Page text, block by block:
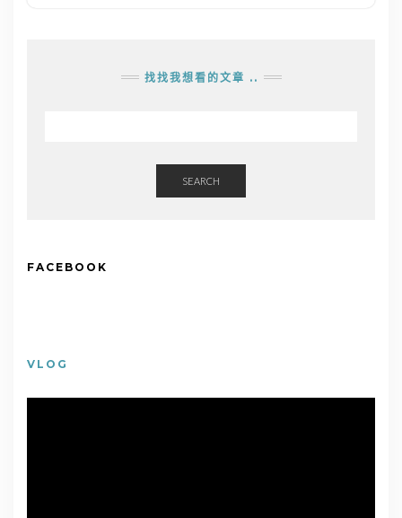
找找我想看的文章 ..
SEARCH
FACEBOOK
VLOG